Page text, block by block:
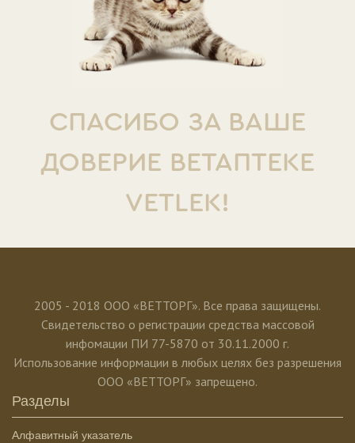
СПАСИБО ЗА ВАШЕ
ДОВЕРИЕ ВЕТАПТЕКЕ
VETLEK!
2005 - 2018 ООО «ВЕТТОРГ». Все права защищены.
Свидетельство о регистрации средства массовой
инфомации ПИ 77-5870 от 30.11.2000 г.
Использование информации в любых целях без разрешения
ООО «ВЕТТОРГ» запрещено.
Разделы
Алфавитный указатель